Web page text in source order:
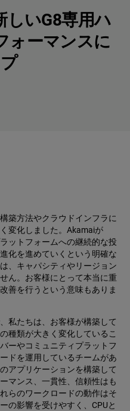
しいG8専用ハ
ォーマンスに
築方法やクラウドインフラに
変化しました。Akamaiが
ットフォームへの継続的な投
化を進めていくという明確な
、キャパシティやリージョン
ん。お客様にとって本当に重
善を行うという意味もありま
私たちは、お客様が構築して
種類が大きく変化しているこ
ーやコミュニティプラットフ
ドを運用しているチームがあ
アプリケーションを構築して
マンス、一貫性、信頼性はも
らのワークロードの動作はそ
の影響を受けやすく、CPUと